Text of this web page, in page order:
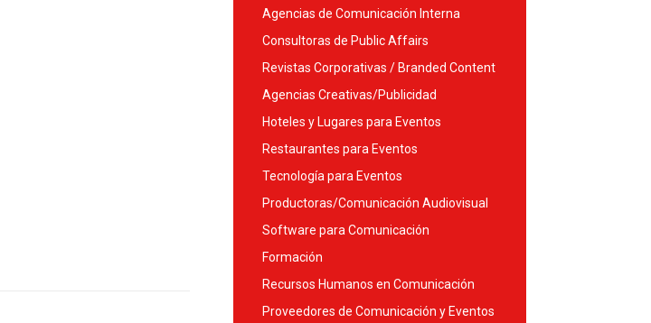
Agencias de Comunicación Interna
Consultoras de Public Affairs
Revistas Corporativas / Branded Content
Agencias Creativas/Publicidad
Hoteles y Lugares para Eventos
Restaurantes para Eventos
Tecnología para Eventos
Productoras/Comunicación Audiovisual
Software para Comunicación
Formación
Recursos Humanos en Comunicación
Proveedores de Comunicación y Eventos